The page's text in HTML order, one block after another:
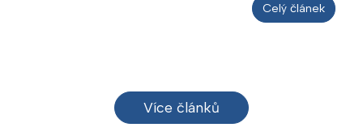
Celý článek
Více článků